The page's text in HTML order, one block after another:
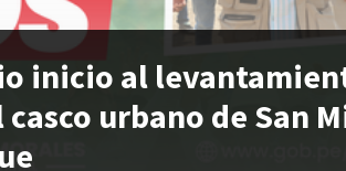
inicio al
casco urbano de San